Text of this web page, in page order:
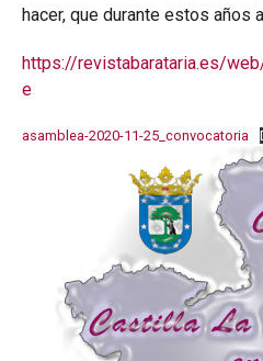
hacer, que durante estos años
https://revistabarataria.es/
e
asamblea-2020-11-25_convocatoria